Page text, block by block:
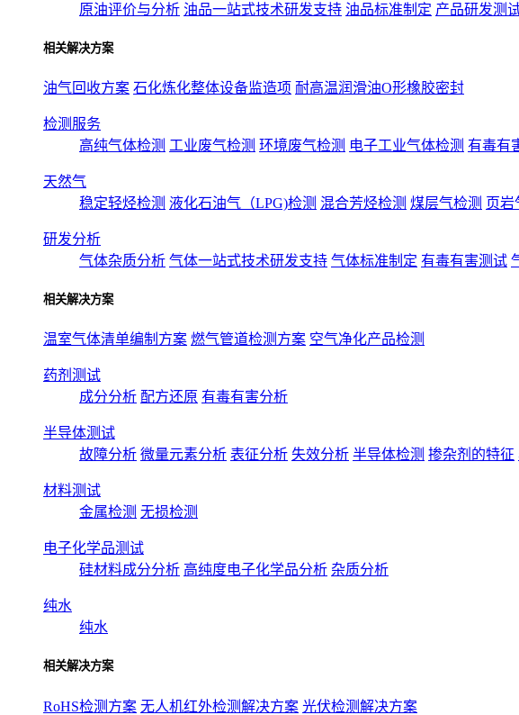
原油评价与分析 油品一站式技术研发支持 油品标准制定 产品研发测
相关解决方案
油气回收方案 石化炼化整体设备监造项 耐高温润滑油O形橡胶密封
检测服务
高纯气体检测 工业废气检测 环境废气检测 电子工业气体检测 有毒有
天然气
稳定轻烃检测 液化石油气（LPG)检测 混合芳烃检测 煤层气检测 页岩
研发分析
气体杂质分析 气体一站式技术研发支持 气体标准制定 有毒有害测试
相关解决方案
温室气体清单编制方案 燃气管道检测方案 空气净化产品检测
药剂测试
成分分析 配方还原 有毒有害分析
半导体测试
故障分析 微量元素分析 表征分析 失效分析 半导体检测 掺杂剂的特征
材料测试
金属检测 无损检测
电子化学品测试
硅材料成分分析 高纯度电子化学品分析 杂质分析
纯水
纯水
相关解决方案
RoHS检测方案 无人机红外检测解决方案 光伏检测解决方案